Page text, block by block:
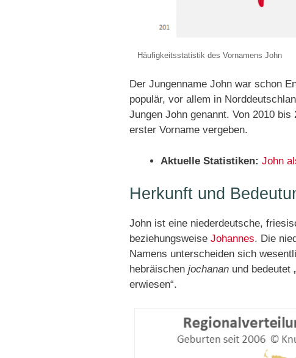
Häufigkeitsstatistik des Vornamens John
Der Jungenname John war schon
populär, vor allem in
Jungen John genannt. Von 2010
erster Vorname vergeben.
Aktuelle Statistiken: John
Herkunft und
John ist eine niederdeutsche,
beziehungsweise Johannes. Die
Namens unterscheiden sich
hebräischen jochanan und bedeutet
erwiesen“.